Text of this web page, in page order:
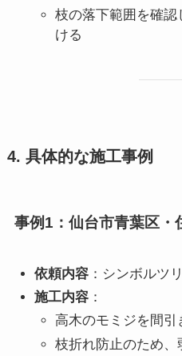
枝の落下範囲を確
ける
4. 具体的な施工事例
事例1：仙台市青葉区・
依頼内容 ：シンボルツ
施工内容 ：
高木のモミジを間
枝折れ防止のため、